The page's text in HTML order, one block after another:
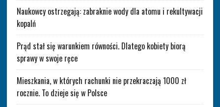
Naukowcy ostrzegają: zabraknie wody dla atomu i rekultywacji
kopalń
Prąd stał się warunkiem równości. Dlatego kobiety biorą
sprawy w swoje ręce
Mieszkania, w których rachunki nie przekraczają 1000 zł
rocznie. To dzieje się w Polsce